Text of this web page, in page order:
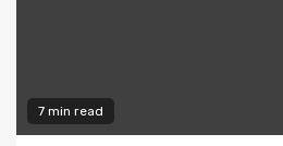
7 min read